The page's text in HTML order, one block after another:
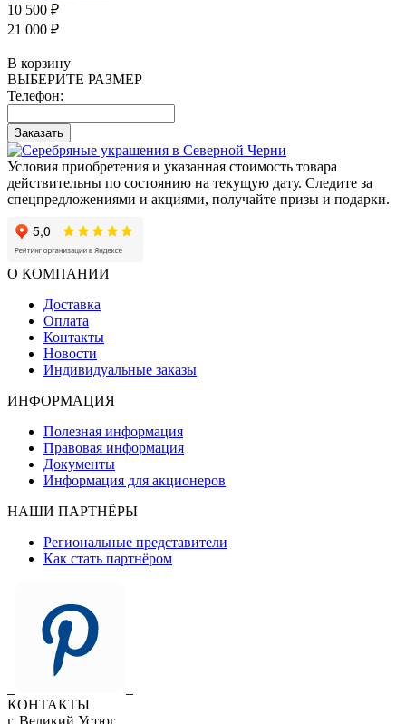
10 500 ₽
21 000 ₽
В корзину
ВЫБЕРИТЕ РАЗМЕР
Телефон:
Заказать
Условия приобретения и указанная стоимость товара
действительны по состоянию на текущую дату. Следите за
спецпредложениями и акциями, получайте призы и подарки.
О КОМПАНИИ
Доставка
Оплата
Контакты
Новости
Индивидуальные заказы
ИНФОРМАЦИЯ
Полезная информация
Правовая информация
Документы
Информация для акционеров
НАШИ ПАРТНЁРЫ
Региональные представители
Как стать партнёром
КОНТАКТЫ
г. Великий Устюг